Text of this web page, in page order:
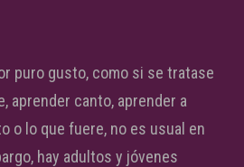
puro gusto, como si se tratase
aprender canto, aprender a
o lo que fuere, no es usual en
hay adultos y jóvenes